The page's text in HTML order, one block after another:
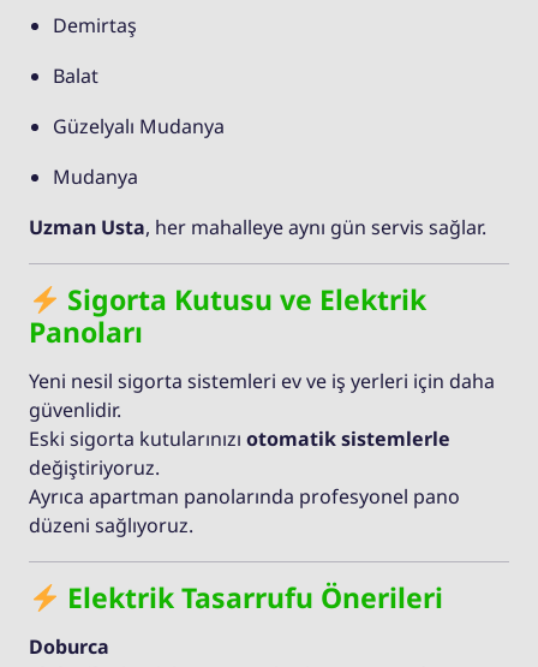
Demirtaş
Balat
Güzelyalı Mudanya
Mudanya
Uzman Usta, her mahalleye aynı gün servis sağlar.
Sigorta Kutusu ve Elektrik
Panoları
Yeni nesil sigorta sistemleri ev ve iş yerleri için daha
güvenlidir.
Eski sigorta kutularınızı otomatik sistemlerle
değiştiriyoruz.
Ayrıca apartman panolarında profesyonel pano
düzeni sağlıyoruz.
Elektrik Tasarrufu Önerileri
Doburca